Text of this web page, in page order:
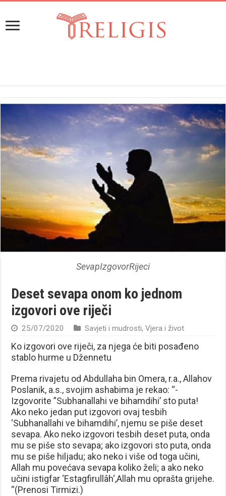
SevapIzgovorRijeci
Deset sevapa onom ko jednom
izgovori ove riječi
25/07/2020 Savjeti i mudrosti,Vjera i život
Ko izgovori ove riječi, za njega će biti posađeno
stablo hurme u Džennetu
Prema rivajetu od Abdullaha bin Omera, r.a., Allahov
Poslanik, a.s., svojim ashabima je rekao: “-
Izgovorite ”Subhanallahi ve bihamdihi’ sto puta!
Ako neko jedan put izgovori ovaj tesbih
‘Subhanallahi ve bihamdihi’, njemu se piše deset
sevapa. Ako neko izgovori tesbih deset puta, onda
mu se piše sto sevapa; ako izgovori sto puta, onda
mu se piše hiljadu; ako neko i više od toga učini,
Allah mu povećava sevapa koliko želi; a ako neko
učini istigfar ‘Estagfirullâh‘,Allah mu oprašta grijehe.
“(Prenosi Tirmizi.)